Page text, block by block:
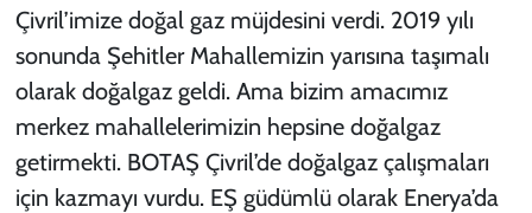
Çivril’imize doğal gaz müjdesini verdi. 2019 yılı
sonunda Şehitler Mahallemizin yarısına taşımalı
olarak doğalgaz geldi. Ama bizim amacımız
merkez mahallelerimizin hepsine doğalgaz
getirmekti. BOTAŞ Çivril’de doğalgaz çalışmaları
için kazmayı vurdu. EŞ güdümlü olarak Enerya’da